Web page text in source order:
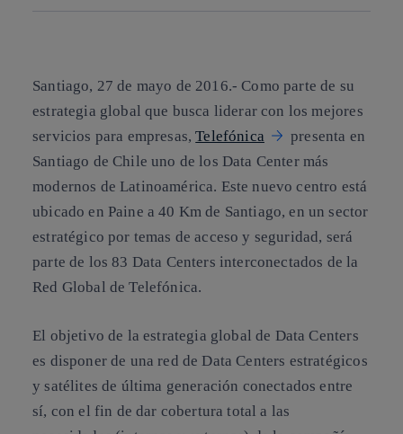
Santiago, 27 de mayo de 2016.- Como parte de su
estrategia global que busca liderar con los mejores
servicios para empresas,Telefónica
presenta en
Santiago de Chile uno de los Data Center más
modernos de Latinoamérica. Este nuevo centro está
ubicado en Paine a 40 Km de Santiago, en un sector
estratégico por temas de acceso y seguridad, será
parte de los 83 Data Centers interconectados de la
Red Global de Telefónica.
El objetivo de la estrategia global de Data Centers
es disponer de una red de Data Centers estratégicos
y satélites de última generación conectados entre
sí, con el fin de dar cobertura total a las